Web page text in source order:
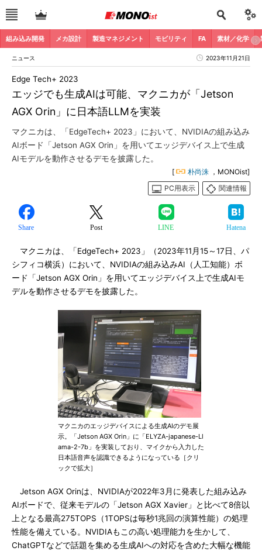
組み込み開発 メカ設計 製造マネジメント モビリティ FA 素材／化学
ニュース 2023年11月21日
エッジでも生成AIは可能、マクニカが「Jetson
AGX Orin」に日本語LLMを実装
Edge Tech+ 2023
マクニカは、「EdgeTech+ 2023」において、NVIDIAの組み込み
AIボード「Jetson AGX Orin」を用いてエッジデバイス上で生成
AIモデルを動作させるデモを披露した。
[ 朴尚洙 ，MONOist]
PC用表示
関連情報
Share Post LINE Hatena
マクニカは、「EdgeTech+ 2023」（2023年11月15～17日、パ
シフィコ横浜）において、NVIDIAの組み込みAI（人工知能）ボ
ード「Jetson AGX Orin」を用いてエッジデバイス上で生成AIモ
デルを動作させるデモを披露した。
マクニカのエッジデバイスによる生成AIのデモ展
示。「Jetson AGX Orin」に「ELYZA-japanese-Ll
ama-2-7b」を実装しており、マイクから入力した
日本語音声を認識できるようになっている［クリ
ックで拡大］
Jetson AGX Orinは、NVIDIAが2022年3月に発表した組み込み
AIボードで、従来モデルの「Jetson AGX Xavier」と比べて8倍以
上となる最高275TOPS（1TOPSは毎秒1兆回の演算性能）の処理
性能を備えている。NVIDIAもこの高い処理能力を生かして、
ChatGPTなどで話題を集める生成AIへの対応を含めた大幅な機能